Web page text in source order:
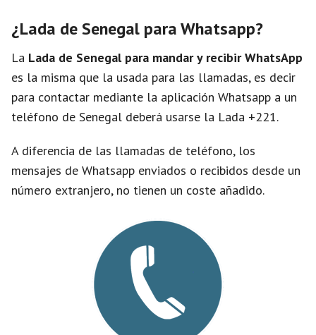
¿Lada de Senegal para Whatsapp?
La Lada de Senegal para mandar y recibir WhatsApp
es la misma que la usada para las llamadas, es decir
para contactar mediante la aplicación Whatsapp a un
teléfono de Senegal deberá usarse la Lada +221.
A diferencia de las llamadas de teléfono, los
mensajes de Whatsapp enviados o recibidos desde un
número extranjero, no tienen un coste añadido.